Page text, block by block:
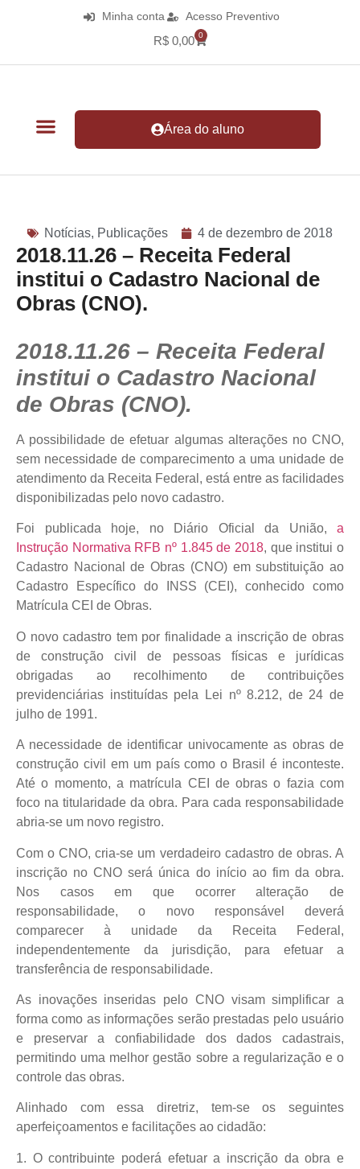
Minha conta Acesso Preventivo
R$ 0,00 0
Área do aluno
Notícias, Publicações 4 de dezembro de 2018
2018.11.26 – Receita Federal
institui o Cadastro Nacional de
Obras (CNO).
2018.11.26 – Receita Federal
institui o Cadastro Nacional
de Obras (CNO).
A possibilidade de efetuar algumas alterações no CNO,
sem necessidade de comparecimento a uma unidade de
atendimento da Receita Federal, está entre as facilidades
disponibilizadas pelo novo cadastro.
Foi publicada hoje, no Diário Oficial da União, a
Instrução Normativa RFB nº 1.845 de 2018, que institui o
Cadastro Nacional de Obras (CNO) em substituição ao
Cadastro Específico do INSS (CEI), conhecido como
Matrícula CEI de Obras.
O novo cadastro tem por finalidade a inscrição de obras
de construção civil de pessoas físicas e jurídicas
obrigadas ao recolhimento de contribuições
previdenciárias instituídas pela Lei nº 8.212, de 24 de
julho de 1991.
A necessidade de identificar univocamente as obras de
construção civil em um país como o Brasil é inconteste.
Até o momento, a matrícula CEI de obras o fazia com
foco na titularidade da obra. Para cada responsabilidade
abria-se um novo registro.
Com o CNO, cria-se um verdadeiro cadastro de obras. A
inscrição no CNO será única do início ao fim da obra.
Nos casos em que ocorrer alteração de
responsabilidade, o novo responsável deverá
comparecer à unidade da Receita Federal,
independentemente da jurisdição, para efetuar a
transferência de responsabilidade.
As inovações inseridas pelo CNO visam simplificar a
forma como as informações serão prestadas pelo usuário
e preservar a confiabilidade dos dados cadastrais,
permitindo uma melhor gestão sobre a regularização e o
controle das obras.
Alinhado com essa diretriz, tem-se os seguintes
aperfeiçoamentos e facilitações ao cidadão:
1. O contribuinte poderá efetuar a inscrição da obra e